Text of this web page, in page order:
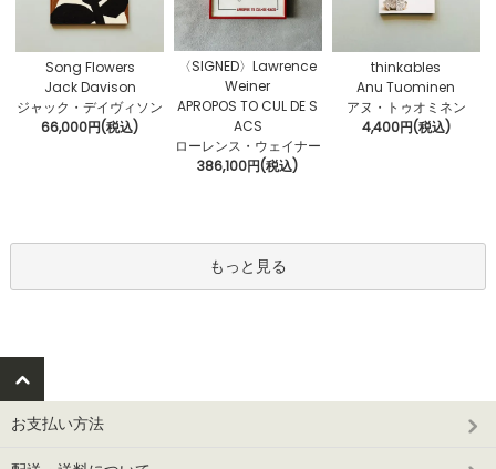
Song Flowers
Jack Davison
ジャック・デイヴィソン
66,000円(税込)
〈SIGNED〉Lawrence
Weiner
APROPOS TO CUL DE S
ACS
ローレンス・ウェイナー
386,100円(税込)
thinkables
Anu Tuominen
アヌ・トゥオミネン
4,400円(税込)
もっと見る
お支払い方法